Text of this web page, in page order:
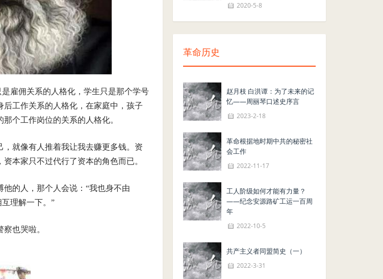
雇佣关系的人格化，学生只是那个学号
工作关系的人格化，在家庭中，孩子
个工作岗位的关系的人格化。
就像有人推着我让我去赚更多钱。资
本家只不过代行了资本的角色而已。
的人，那个人会说：“我也身不由
理解一下。”
也哭啦。
2020-5-8
革命历史
赵月枝 白洪谭：为了未来的记
忆——周丽琴口述史序言
2023-2-18
革命根据地时期中共的秘密社
会工作
2022-11-17
工人阶级如何才能有力量？
——纪念安源路矿工运一百周
年
2022-10-5
共产主义者同盟简史（一）
2022-3-31